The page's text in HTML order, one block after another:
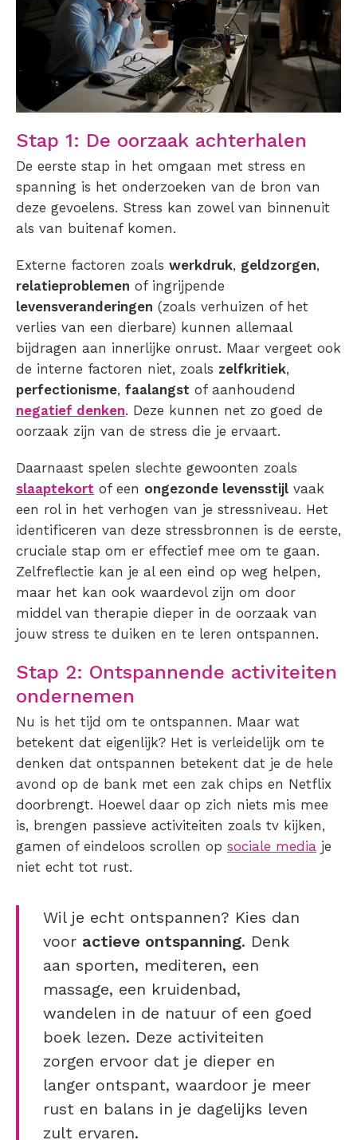
Stap 1: De oorzaak achterhalen
De eerste stap in het omgaan met stress en
spanning is het onderzoeken van de bron van
deze gevoelens. Stress kan zowel van binnenuit
als van buitenaf komen.
Externe factoren zoals werkdruk, geldzorgen,
relatieproblemen of ingrijpende
levensveranderingen (zoals verhuizen of het
verlies van een dierbare) kunnen allemaal
bijdragen aan innerlijke onrust. Maar vergeet ook
de interne factoren niet, zoals zelfkritiek,
perfectionisme, faalangst of aanhoudend
negatief denken. Deze kunnen net zo goed de
oorzaak zijn van de stress die je ervaart.
Daarnaast spelen slechte gewoonten zoals
slaaptekort of een ongezonde levensstijl vaak
een rol in het verhogen van je stressniveau. Het
identificeren van deze stressbronnen is de eerste,
cruciale stap om er effectief mee om te gaan.
Zelfreflectie kan je al een eind op weg helpen,
maar het kan ook waardevol zijn om door
middel van therapie dieper in de oorzaak van
jouw stress te duiken en te leren ontspannen.
Stap 2: Ontspannende activiteiten
ondernemen
Nu is het tijd om te ontspannen. Maar wat
betekent dat eigenlijk? Het is verleidelijk om te
denken dat ontspannen betekent dat je de hele
avond op de bank met een zak chips en Netflix
doorbrengt. Hoewel daar op zich niets mis mee
is, brengen passieve activiteiten zoals tv kijken,
gamen of eindeloos scrollen op sociale media je
niet echt tot rust.
Wil je echt ontspannen? Kies dan
voor actieve ontspanning. Denk
aan sporten, mediteren, een
massage, een kruidenbad,
wandelen in de natuur of een goed
boek lezen. Deze activiteiten
zorgen ervoor dat je dieper en
langer ontspant, waardoor je meer
rust en balans in je dagelijks leven
zult ervaren.